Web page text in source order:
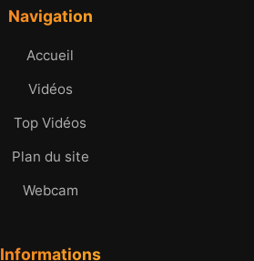
Navigation
Accueil
Vidéos
Top Vidéos
Plan du site
Webcam
Informations